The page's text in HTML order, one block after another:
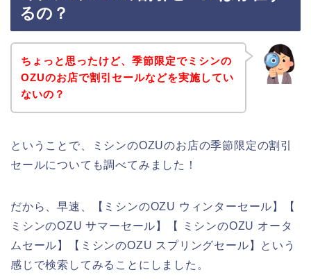
るの？
ちょっと思ったけど、季節限定でミシンの
OZUのお店で割引セールなどを実施してい
ないの？
ということで、ミシンのOZUのお店の季節限定の割引
セールについても調べてみました！
だから、早速、【ミシンのOZU ウィンターセール】【
ミシンのOZU サマーセール】【 ミシンのOZU オータ
ムセール】【ミシンのOZU スプリングセール】という
感じで検索してみることにしました。